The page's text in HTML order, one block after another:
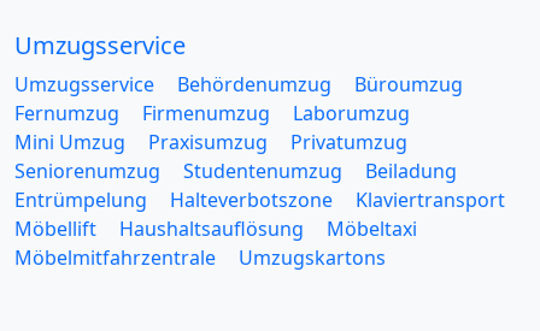
Umzugsservice
Umzugsservice Behördenumzug
Büroumzug
Fernumzug
Firmenumzug
Laborumzug
Mini Umzug
Praxisumzug
Privatumzug
Seniorenumzug
Studentenumzug
Beiladung
Entrümpelung
Halteverbotszone
Klaviertransport
Möbellift
Haushaltsauflösung
Möbeltaxi
Möbelmitfahrzentrale
Umzugskartons